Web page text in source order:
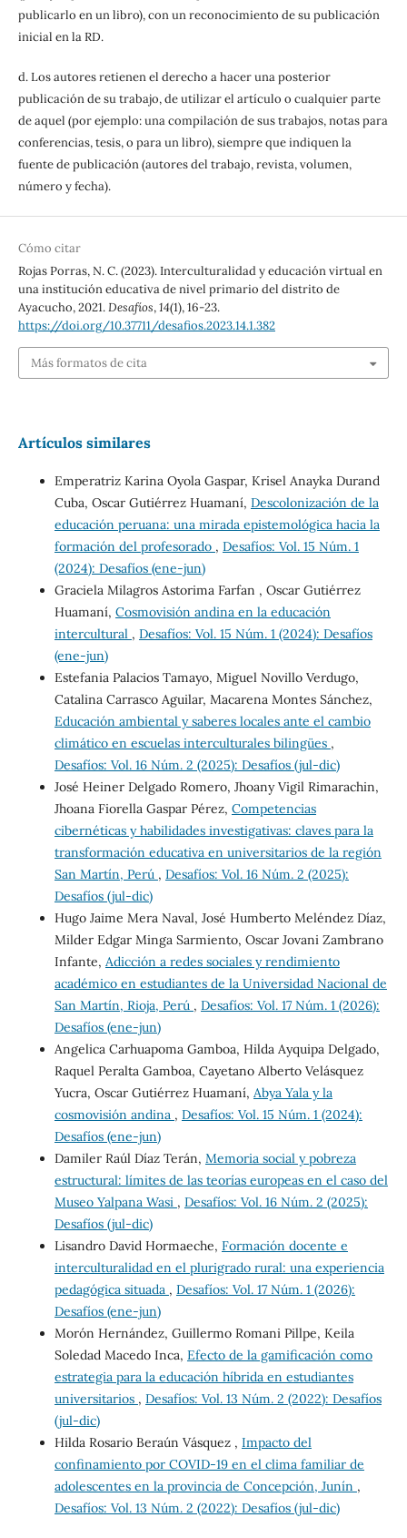
publicarlo en un libro), con un reconocimiento de su publicación
inicial en la RD.
d. Los autores retienen el derecho a hacer una posterior
publicación de su trabajo, de utilizar el artículo o cualquier parte
de aquel (por ejemplo: una compilación de sus trabajos, notas para
conferencias, tesis, o para un libro), siempre que indiquen la
fuente de publicación (autores del trabajo, revista, volumen,
número y fecha).
Cómo citar
Rojas Porras, N. C. (2023). Interculturalidad y educación virtual en
una institución educativa de nivel primario del distrito de
Ayacucho, 2021.Desafíos,14(1), 16-23.
https://doi.org/10.37711/desafios.2023.14.1.382
Más formatos de cita
Artículos similares
Emperatriz Karina Oyola Gaspar, Krisel Anayka Durand
Cuba, Oscar Gutiérrez Huamaní, Descolonización de la
educación peruana: una mirada epistemológica hacia la
formación del profesorado , Desafíos: Vol. 15 Núm. 1
(2024): Desafíos (ene-jun)
Graciela Milagros Astorima Farfan , Oscar Gutiérrez
Huamaní, Cosmovisión andina en la educación
intercultural , Desafíos: Vol. 15 Núm. 1 (2024): Desafíos
(ene-jun)
Estefania Palacios Tamayo, Miguel Novillo Verdugo,
Catalina Carrasco Aguilar, Macarena Montes Sánchez,
Educación ambiental y saberes locales ante el cambio
climático en escuelas interculturales bilingües ,
Desafíos: Vol. 16 Núm. 2 (2025): Desafíos (jul-dic)
José Heiner Delgado Romero, Jhoany Vigil Rimarachin,
Jhoana Fiorella Gaspar Pérez, Competencias
cibernéticas y habilidades investigativas: claves para la
transformación educativa en universitarios de la región
San Martín, Perú , Desafíos: Vol. 16 Núm. 2 (2025):
Desafíos (jul-dic)
Hugo Jaime Mera Naval, José Humberto Meléndez Díaz,
Milder Edgar Minga Sarmiento, Oscar Jovani Zambrano
Infante, Adicción a redes sociales y rendimiento
académico en estudiantes de la Universidad Nacional de
San Martín, Rioja, Perú , Desafíos: Vol. 17 Núm. 1 (2026):
Desafíos (ene-jun)
Angelica Carhuapoma Gamboa, Hilda Ayquipa Delgado,
Raquel Peralta Gamboa, Cayetano Alberto Velásquez
Yucra, Oscar Gutiérrez Huamaní, Abya Yala y la
cosmovisión andina , Desafíos: Vol. 15 Núm. 1 (2024):
Desafíos (ene-jun)
Damiler Raúl Díaz Terán, Memoria social y pobreza
estructural: límites de las teorías europeas en el caso del
Museo Yalpana Wasi , Desafíos: Vol. 16 Núm. 2 (2025):
Desafíos (jul-dic)
Lisandro David Hormaeche, Formación docente e
interculturalidad en el plurigrado rural: una experiencia
pedagógica situada , Desafíos: Vol. 17 Núm. 1 (2026):
Desafíos (ene-jun)
Morón Hernández, Guillermo Romani Pillpe, Keila
Soledad Macedo Inca, Efecto de la gamificación como
estrategia para la educación híbrida en estudiantes
universitarios , Desafíos: Vol. 13 Núm. 2 (2022): Desafíos
(jul-dic)
Hilda Rosario Beraún Vásquez , Impacto del
confinamiento por COVID-19 en el clima familiar de
adolescentes en la provincia de Concepción, Junín ,
Desafíos: Vol. 13 Núm. 2 (2022): Desafíos (jul-dic)